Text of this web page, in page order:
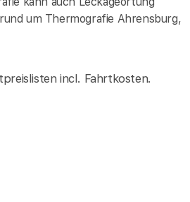
um Thermografie Ahrensburg,
incl. Fahrtkosten.